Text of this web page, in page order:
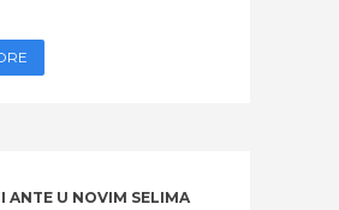
ANTE U NOVIM SELIMA